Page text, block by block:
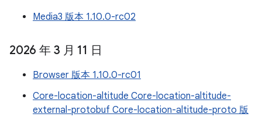
Media3 版本 1.10.0-rc02
2026 年 3 月 11 日
Browser 版本 1.10.0-rc01
Core-location-altitude Core-location-altitude-
external-protobuf Core-location-altitude-proto 版